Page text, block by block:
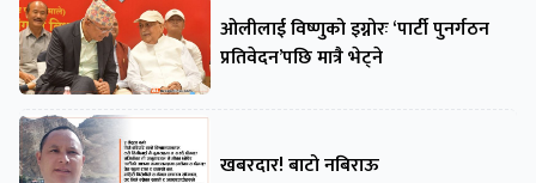
ओलीलाई विष्णुको इग्नोरः ‘पार्टी पुनर्गठन
प्रतिवेदन’पछि मात्रै भेट्ने
खबरदार! बाटो नबिराऊ